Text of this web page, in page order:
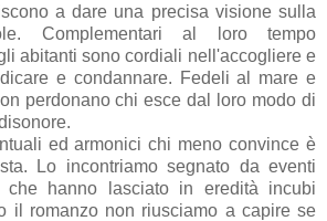
a dare una precisa visione sulla
Complementari al loro tempo
abitanti sono cordiali nell'accogliere e
e condannare. Fedeli al mare e
perdonano chi esce dal loro modo di
ed armonici chi meno convince è
Lo incontriamo segnato da eventi
che hanno lasciato in eredità incubi
il romanzo non riusciamo a capire se